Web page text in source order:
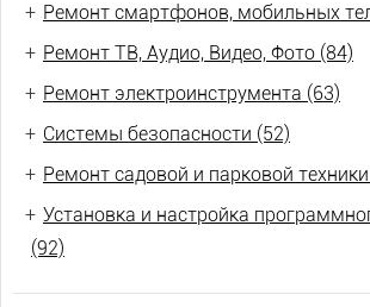
+ Ремонт смартфонов, мобильных
+ Ремонт ТВ, Аудио, Видео, Фото (84)
+ Ремонт электроинструмента (63)
+ Системы безопасности (52)
+ Ремонт садовой и парковой
+ Установка и настройка
(92)